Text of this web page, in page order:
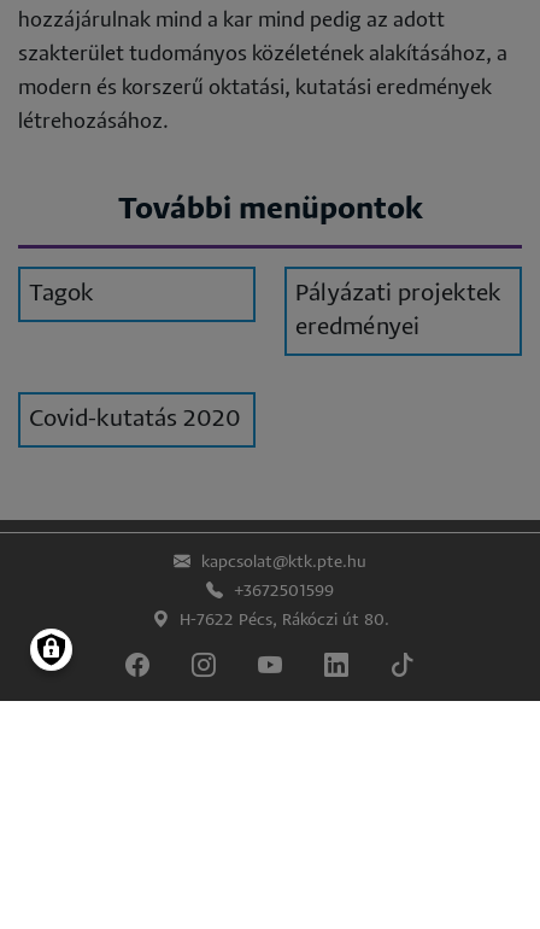
hozzájárulnak mind a kar mind pedig az adott
szakterület tudományos közéletének alakításához, a
modern és korszerű oktatási, kutatási eredmények
létrehozásához.
További menüpontok
Tagok
Pályázati projektek
eredményei
Covid-kutatás 2020
kapcsolat@ktk.pte.hu
+3672501599
H-7622 Pécs, Rákóczi út 80.